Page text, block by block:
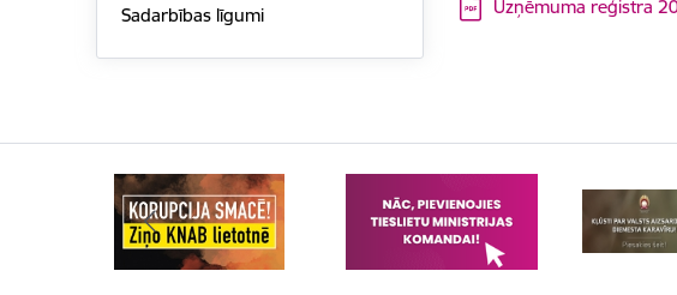
Sadarbības līgumi
Uzņēmuma reģistra